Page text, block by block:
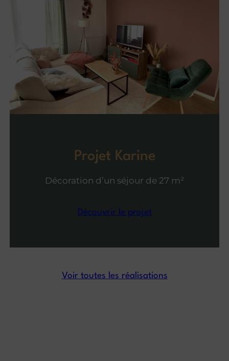
Projet Karine
Décoration d’un séjour de 27 m²
Découvrir le projet
Voir toutes les réalisations